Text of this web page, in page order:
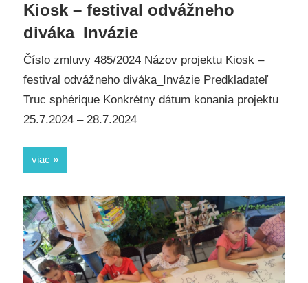
Kiosk – festival odvážneho
diváka_Invázie
Číslo zmluvy 485/2024 Názov projektu Kiosk –
festival odvážneho diváka_Invázie Predkladateľ
Truc sphérique Konkrétny dátum konania projektu
25.7.2024 – 28.7.2024
viac